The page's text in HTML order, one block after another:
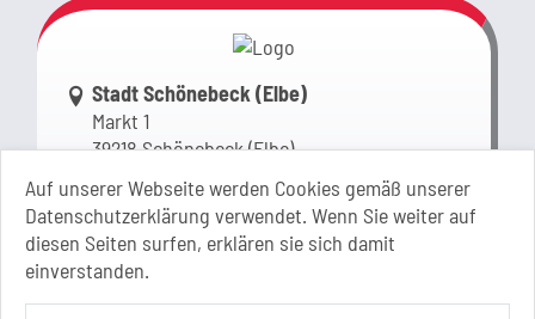
Auf unserer Webseite werden Cookies gemäß unserer
Datenschutzerklärung verwendet. Wenn Sie weiter auf
diesen Seiten surfen, erklären sie sich damit
einverstanden.
Link zur Google-Maps Navigation
Stadt Schönebeck (Elbe)
Markt 1
39218 Schönebeck (Elbe)
Sachsen-Anhalt
+49 3928 710-0
+49 3928 710-199
stadt.sbk[at]schoenebeck-elbe.de
www.schoenebeck.de